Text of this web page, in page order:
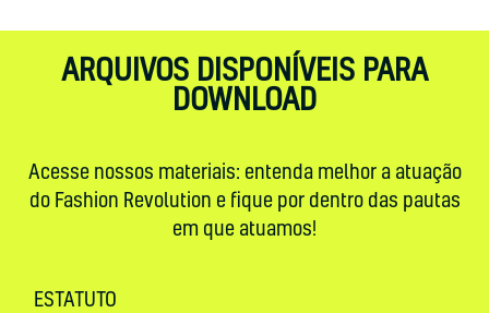
ARQUIVOS DISPONÍVEIS PARA
DOWNLOAD
Acesse nossos materiais: entenda melhor a atuação
do Fashion Revolution e fique por dentro das pautas
em que atuamos!
ESTATUTO